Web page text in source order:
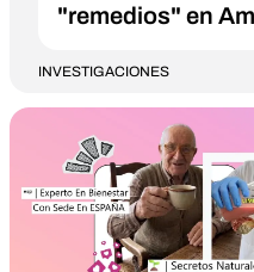
"remedios" en
INVESTIGACIONES